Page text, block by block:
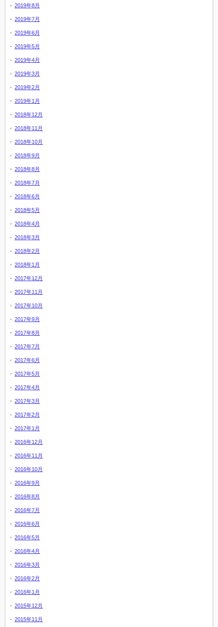
2019年8月
2019年7月
2019年6月
2019年5月
2019年4月
2019年3月
2019年2月
2019年1月
2018年12月
2018年11月
2018年10月
2018年9月
2018年8月
2018年7月
2018年6月
2018年5月
2018年4月
2018年3月
2018年2月
2018年1月
2017年12月
2017年11月
2017年10月
2017年9月
2017年8月
2017年7月
2017年6月
2017年5月
2017年4月
2017年3月
2017年2月
2017年1月
2016年12月
2016年11月
2016年10月
2016年9月
2016年8月
2016年7月
2016年6月
2016年5月
2016年4月
2016年3月
2016年2月
2016年1月
2015年12月
2015年11月